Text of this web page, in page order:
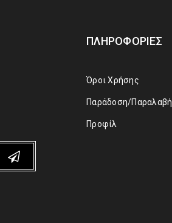
ΠΛΗΡΟΦΟΡΊΕΣ
Όροι Χρήσης
Παράδοση/Παραλαβή
Προφίλ